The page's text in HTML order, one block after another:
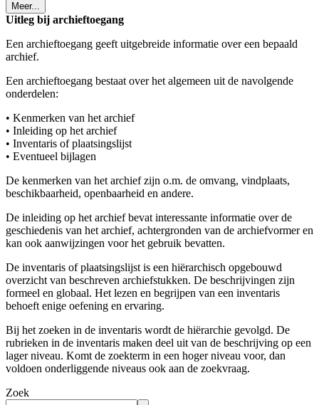
Meer...
Uitleg bij archieftoegang
Een archieftoegang geeft uitgebreide informatie over een bepaald
archief.
Een archieftoegang bestaat over het algemeen uit de navolgende
onderdelen:
• Kenmerken van het archief
• Inleiding op het archief
• Inventaris of plaatsingslijst
• Eventueel bijlagen
De kenmerken van het archief zijn o.m. de omvang, vindplaats,
beschikbaarheid, openbaarheid en andere.
De inleiding op het archief bevat interessante informatie over de
geschiedenis van het archief, achtergronden van de archiefvormer en
kan ook aanwijzingen voor het gebruik bevatten.
De inventaris of plaatsingslijst is een hiërarchisch opgebouwd
overzicht van beschreven archiefstukken. De beschrijvingen zijn
formeel en globaal. Het lezen en begrijpen van een inventaris
behoeft enige oefening en ervaring.
Bij het zoeken in de inventaris wordt de hiërarchie gevolgd. De
rubrieken in de inventaris maken deel uit van de beschrijving op een
lager niveau. Komt de zoekterm in een hoger niveau voor, dan
voldoen onderliggende niveaus ook aan de zoekvraag.
Zoek